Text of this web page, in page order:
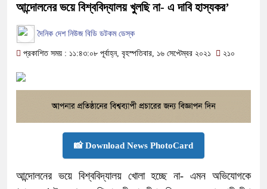
আন্দোলনের ভয়ে বিশ্ববিদ্যালয় খুলছি না- এ দাবি হাস্যকর’
দৈনিক দেশ নিউজ বিডি ডটকম ডেস্ক
প্রকাশিত সময় : ১১:৪৩:০৮ পূর্বাহ্ন, বৃহস্পতিবার, ১৬ সেপ্টেম্বর ২০২১ ২১০
📸 Download News PhotoCard
আন্দোলনের ভয়ে বিশ্ববিদ্যালয় খোলা হচ্ছে না- এমন অভিযোগকে